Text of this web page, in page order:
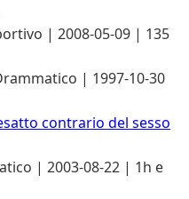
| 2008-05-09 | 135
| 1997-10-30
contrario del sesso
| 2003-08-22 | 1h e